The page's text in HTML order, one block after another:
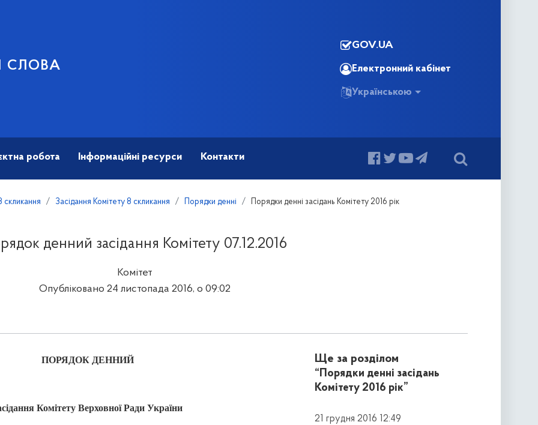
СЛОВА
GOV.UA
Електронний кабінет
Українською
робота Інформаційні ресурси Контакти
скликання Засідання Комітету 8 скликання Порядки денні Порядки денні засідань Комітету 2016 рік
денний засідання Комітету 07.12.2016
Комітет
Опубліковано 24 листопада 2016, о 09:02
ПОРЯДОК ДЕННИЙ
Комітету Верховної Ради України
Ще за розділом
“Порядки денні засідань
Комітету 2016 рік”
21 грудня 2016 12:49